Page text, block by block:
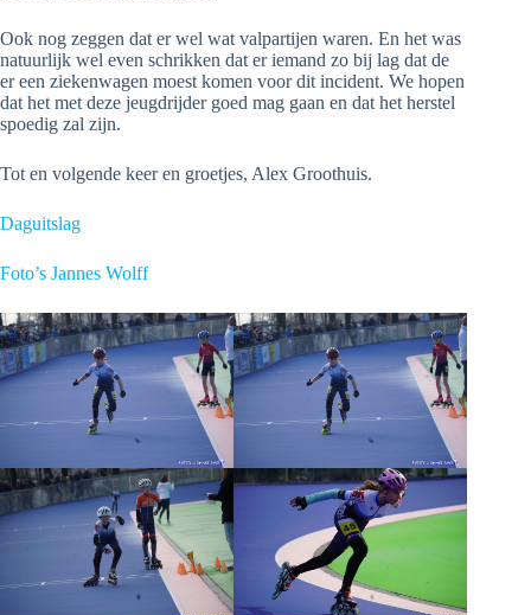
Ook nog zeggen dat er wel wat valpartijen waren. En het was
natuurlijk wel even schrikken dat er iemand zo bij lag dat de
er een ziekenwagen moest komen voor dit incident. We hopen
dat het met deze jeugdrijder goed mag gaan en dat het herstel
spoedig zal zijn.
Tot en volgende keer en groetjes, Alex Groothuis.
Daguitslag
Foto’s Jannes Wolff